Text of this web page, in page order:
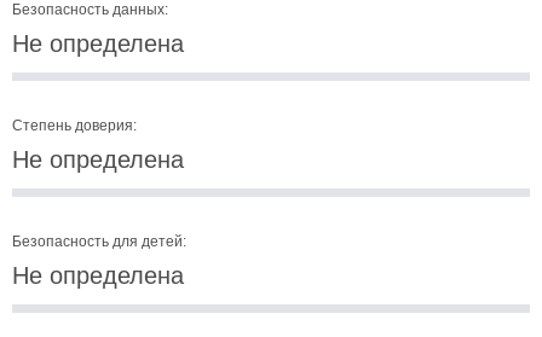
Безопасность данных:
Не определена
Степень доверия:
Не определена
Безопасность для детей:
Не определена